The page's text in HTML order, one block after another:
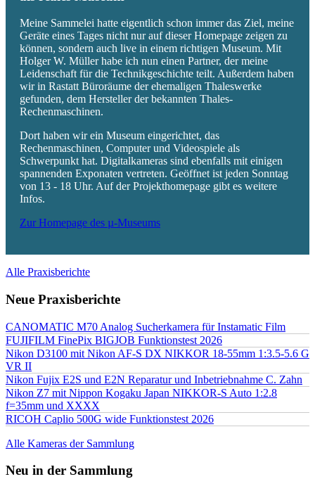
Meine Sammelei hatte eigentlich schon immer das Ziel, meine
Geräte eines Tages nicht nur auf dieser Homepage zeigen zu
können, sondern auch live in einem richtigen Museum. Mit
Holger W. Müller habe ich nun einen Partner, der meine
Leidenschaft für die Technikgeschichte teilt. Außerdem haben
wir in Rastatt Büroräume der ehemaligen Thaleswerke
gefunden, dem Hersteller der bekannten Thales-
Rechenmaschinen.
Dort haben wir ein Museum eingerichtet, das
Rechenmaschinen, Computer und Videospiele als
Schwerpunkt hat. Digitalkameras sind ebenfalls mit einigen
spannenden Exponaten vertreten. Geöffnet ist jeden Sonntag
von 13 - 18 Uhr. Auf der Projekthomepage gibt es weitere
Infos.
Zur Homepage des µ-Museums
Alle Praxisberichte
Neue Praxisberichte
CANOMATIC M70 Analog Sucherkamera für Instamatic Film
FUJIFILM FinePix BIGJOB Funktionstest 2026
Nikon D3100 mit Nikon AF-S DX NIKKOR 18-55mm 1:3.5-5.6 G
VR II
Nikon Fujix E2S und E2N Reparatur und Inbetriebnahme C. Zahn
Nikon Z7 mit Nippon Kogaku Japan NIKKOR-S Auto 1:2.8
f=35mm und XXXX
RICOH Caplio 500G wide Funktionstest 2026
Alle Kameras der Sammlung
Neu in der Sammlung